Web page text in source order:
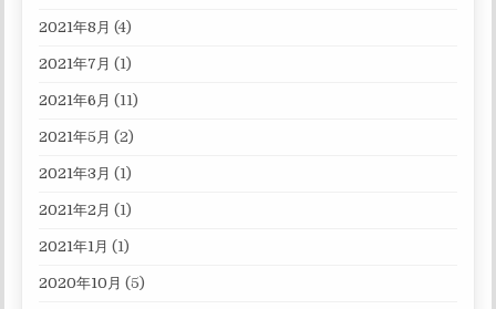
2021年8月 (4)
2021年7月 (1)
2021年6月 (11)
2021年5月 (2)
2021年3月 (1)
2021年2月 (1)
2021年1月 (1)
2020年10月 (5)